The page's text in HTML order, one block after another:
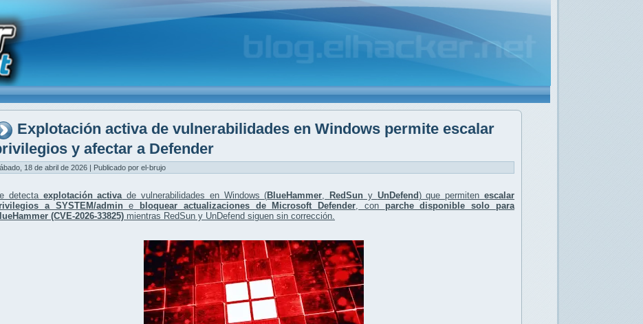
Explotación activa de vulnerabilidades en Windows permite escalar
y afectar a Defender
18 de abril de 2026 | Publicado por el-brujo
detecta explotación activa de vulnerabilidades en Windows (BlueHammer RedSun y UnDefend) que permitenescalar
a SYSTEM/admine bloquear actualizaciones de Microsoft Defender , con parche disponible solo para
(CVE-2026-33825) mientras RedSun y UnDefend siguen sin corrección.